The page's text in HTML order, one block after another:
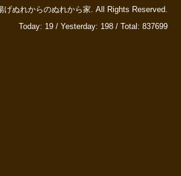
げぬれからのぬれから家. All Rights Reserved.
Today: 19 / Yesterday: 198 / Total: 837699